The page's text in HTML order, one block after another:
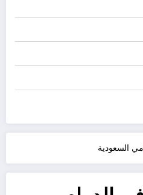
السعودية